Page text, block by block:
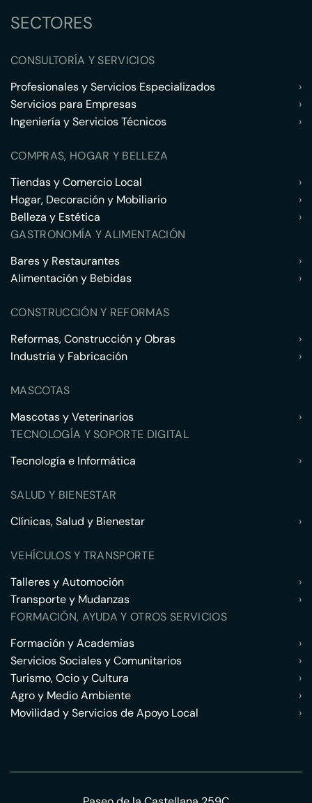
SECTORES
CONSULTORÍA Y SERVICIOS
Profesionales y Servicios Especializados
›
Servicios para Empresas
›
Ingeniería y Servicios Técnicos
›
COMPRAS, HOGAR Y BELLEZA
Tiendas y Comercio Local
›
Hogar, Decoración y Mobiliario
›
Belleza y Estética
›
GASTRONOMÍA Y ALIMENTACIÓN
Bares y Restaurantes
›
Alimentación y Bebidas
›
CONSTRUCCIÓN Y REFORMAS
Reformas, Construcción y Obras
›
Industria y Fabricación
›
MASCOTAS
Mascotas y Veterinarios
›
TECNOLOGÍA Y SOPORTE DIGITAL
Tecnología e Informática
›
SALUD Y BIENESTAR
Clínicas, Salud y Bienestar
›
VEHÍCULOS Y TRANSPORTE
Talleres y Automoción
›
Transporte y Mudanzas
›
FORMACIÓN, AYUDA Y OTROS SERVICIOS
Formación y Academias
›
Servicios Sociales y Comunitarios
›
Turismo, Ocio y Cultura
›
Agro y Medio Ambiente
›
Movilidad y Servicios de Apoyo Local
›